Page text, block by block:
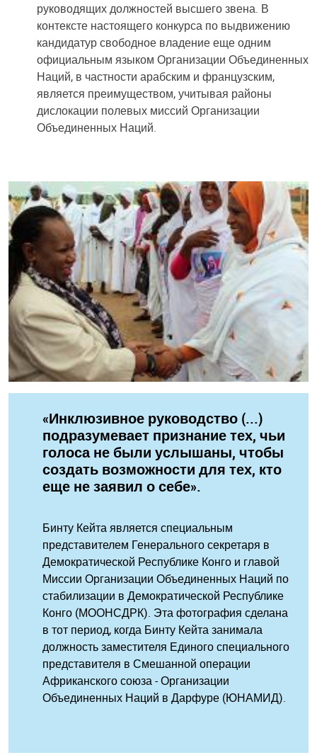
руководящих должностей высшего звена. В
контексте настоящего конкурса по выдвижению
кандидатур свободное владение еще одним
официальным языком Организации Объединенных
Наций, в частности арабским и французским,
является преимуществом, учитывая районы
дислокации полевых миссий Организации
Объединенных Наций.
«Инклюзивное руководство (...)
подразумевает признание тех, чьи
голоса не были услышаны, чтобы
создать возможности для тех, кто
еще не заявил о себе».
Бинту Кейта является специальным
представителем Генерального секретаря в
Демократической Республике Конго и главой
Миссии Организации Объединенных Наций по
стабилизации в Демократической Республике
Конго (МООНСДРК). Эта фотография сделана
в тот период, когда Бинту Кейта занимала
должность заместителя Единого специального
представителя в Смешанной операции
Африканского союза - Организации
Объединенных Наций в Дарфуре (ЮНАМИД).